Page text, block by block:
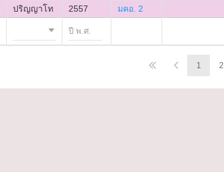
ปริญญาโท 2557 มคอ. 2
1 2